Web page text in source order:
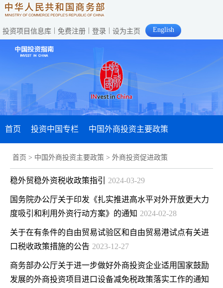
投资项目信息库 免费注册 登录 设为主页 English
首页 投资中国专栏 中国外商投资主要政策
首页 > 中国外商投资主要政策 > 外商投资促进政策
稳外贸稳外资税收政策指引 2024-03-29
国务院办公厅关于印发《扎实推进高水平对外开放更大力
度吸引和利用外资行动方案》的通知 2024-02-28
关于在有条件的自由贸易试验区和自由贸易港试点有关进
口税收政策措施的公告 2023-12-27
商务部办公厅关于进一步做好外商投资企业适用国家鼓励
发展的外商投资项目进口设备减免税政策落实工作的通知